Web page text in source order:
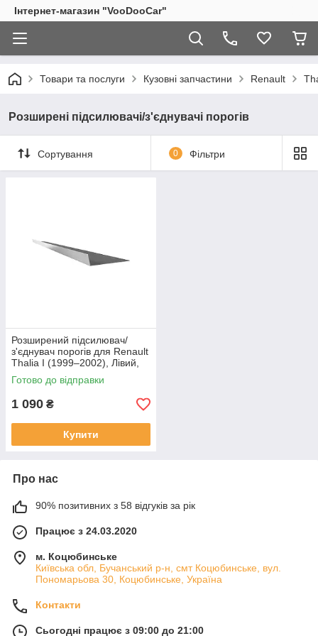
Інтернет-магазин "VooDooCar"
Товари та послуги Кузовні запчастини Renault
Розширені підсилювачі/з'єднувачі порогів
Сортування 0 Фільтри
Розширений підсилювач/
з'єднувач порогів для Renault
Thalia I (1999–2002), Лівий,
товщина 2,4 мм, довжина 5
см
Готово до відправки
1 090 ₴
Купити
Про нас
90% позитивних з 58 відгуків за рік
Працює з 24.03.2020
м. Коцюбинське
Київська обл, Бучанський р-н, смт Коцюбинське, вул.
Пономарьова 30, Коцюбинське, Україна
Контакти
Сьогодні працює з 09:00 до 21:00